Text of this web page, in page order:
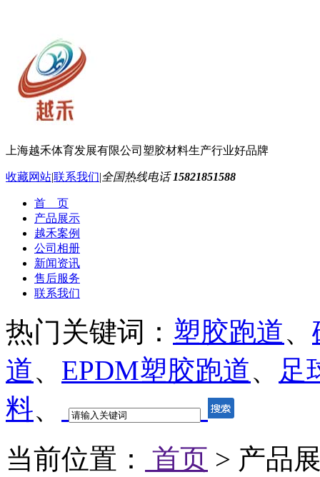
上海越禾体育发展有限公司 塑胶材料生产行业好品牌
收藏网站|联系我们|全国热线电话15821851588
首 页
产品展示
越禾案例
公司相册
新闻资讯
售后服务
联系我们
热门关键词： 塑胶跑道、
道、 EPDM塑胶跑道、 足
料、
当前位置：
首页 > 产品